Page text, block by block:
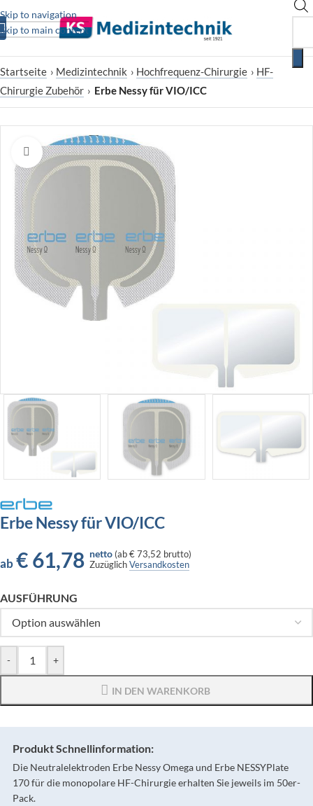
Skip to navigation
Skip to main content
Startseite › Medizintechnik › Hochfrequenz-Chirurgie › HF-
Chirurgie Zubehör › Erbe Nessy für VIO/ICC
Zum Vergrößern klicken
Erbe Nessy für VIO/ICC
ab €61,78 netto (ab€ 73,52 brutto)
ZuzüglichVersandkosten
AUSFÜHRUNG
- +
IN DEN WARENKORB
Produkt Schnellinformation:
Die Neutralelektroden Erbe Nessy Omega und Erbe NESSYPlate
170 für die monopolare HF-Chirurgie erhalten Sie jeweils im 50er-
Pack.